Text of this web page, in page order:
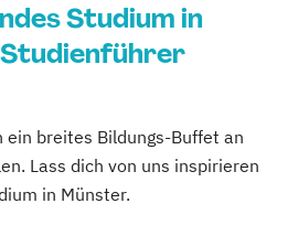
Studium in
breites Bildungs-Buffet an
Lass dich von uns inspirieren
in Münster.